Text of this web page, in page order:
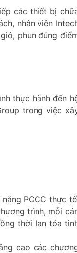
các thiết bị
nhân viên
phun đúng
thực hành đến
trong việc
PCCC thực
trình, mỗi
thời lan tỏa
cao các